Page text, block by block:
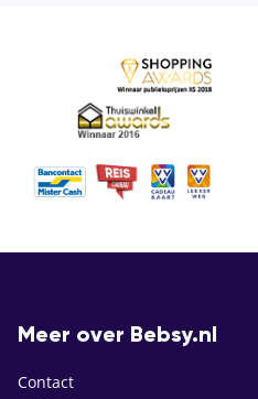
Meer over Bebsy.nl
Contact